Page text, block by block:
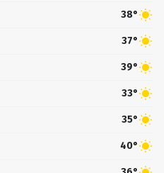
38°
37°
39°
33°
35°
40°